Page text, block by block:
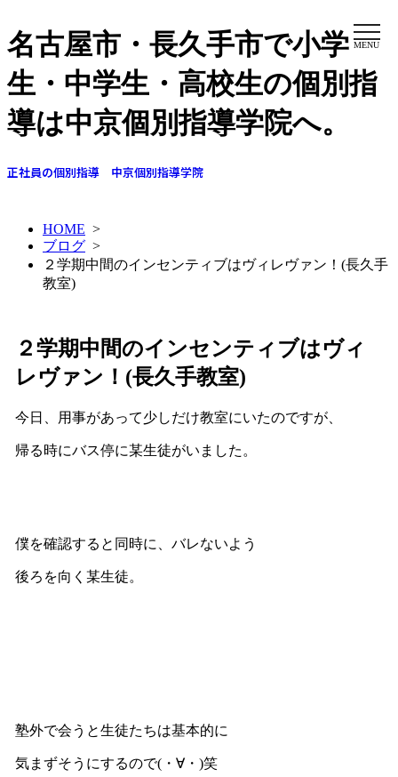
名古屋市・長久手市で小学
生・中学生・高校生の個別指
導は中京個別指導学院へ。
正社員の個別指導 中京個別指導学院
MENU
HOME >
ブログ >
２学期中間のインセンティブはヴィレヴァン！(長久手
教室)
２学期中間のインセンティブはヴィ
レヴァン！(長久手教室)
今日、用事があって少しだけ教室にいたのですが、
帰る時にバス停に某生徒がいました。
僕を確認すると同時に、バレないよう
後ろを向く某生徒。
塾外で会うと生徒たちは基本的に
気まずそうにするので(・∀・)笑